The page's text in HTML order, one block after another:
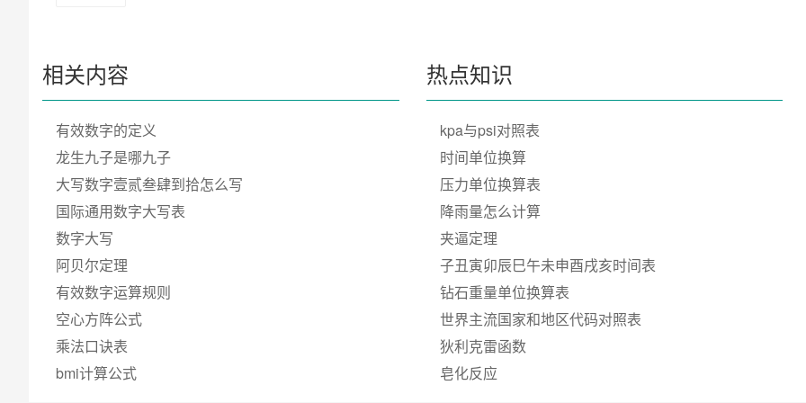
相关内容
有效数字的定义
龙生九子是哪九子
大写数字壹贰叁肆到拾怎么写
国际通用数字大写表
数字大写
阿贝尔定理
有效数字运算规则
空心方阵公式
乘法口诀表
bmi计算公式
热点知识
kpa与psi对照表
时间单位换算
压力单位换算表
降雨量怎么计算
夹逼定理
子丑寅卯辰巳午未申酉戌亥时间表
钻石重量单位换算表
世界主流国家和地区代码对照表
狄利克雷函数
皂化反应